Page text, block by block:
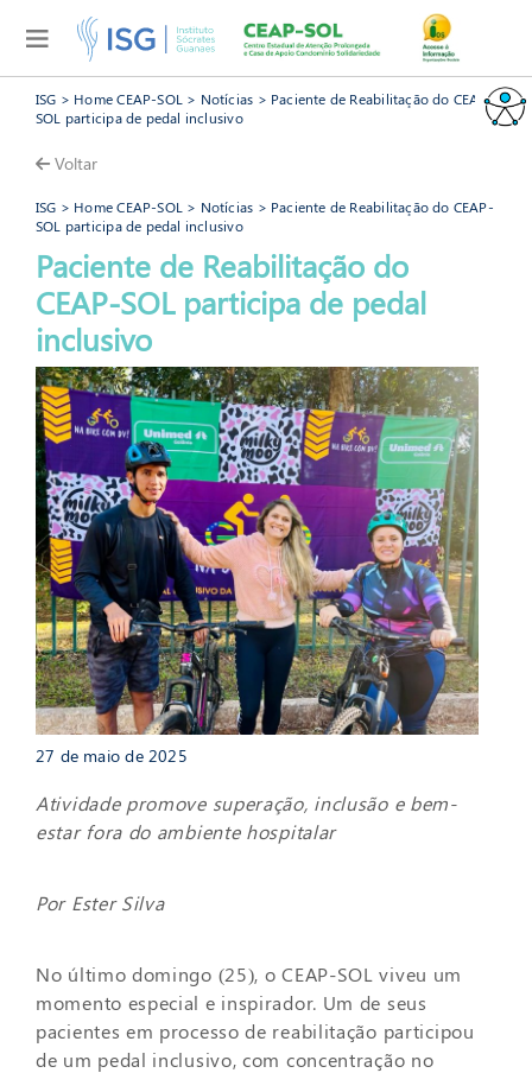
ISG > Home CEAP-SOL > Notícias > Paciente de Reabilitação do CEAP-
SOL participa de pedal inclusivo
Voltar
ISG > Home CEAP-SOL > Notícias > Paciente de Reabilitação do CEAP-
SOL participa de pedal inclusivo
Paciente de Reabilitação do
CEAP-SOL participa de pedal
inclusivoCEAP-SOL
27 de maio de 2025
Atividade promove superação, inclusão e bem-
estar fora do ambiente hospitalar
Por Ester Silva
No último domingo (25), o CEAP-SOL viveu um
momento especial e inspirador. Um de seus
pacientes em processo de reabilitação participou
de um pedal inclusivo, com concentração no